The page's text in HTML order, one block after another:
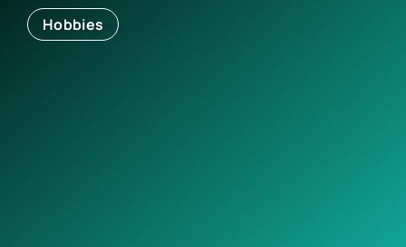
Hobbies